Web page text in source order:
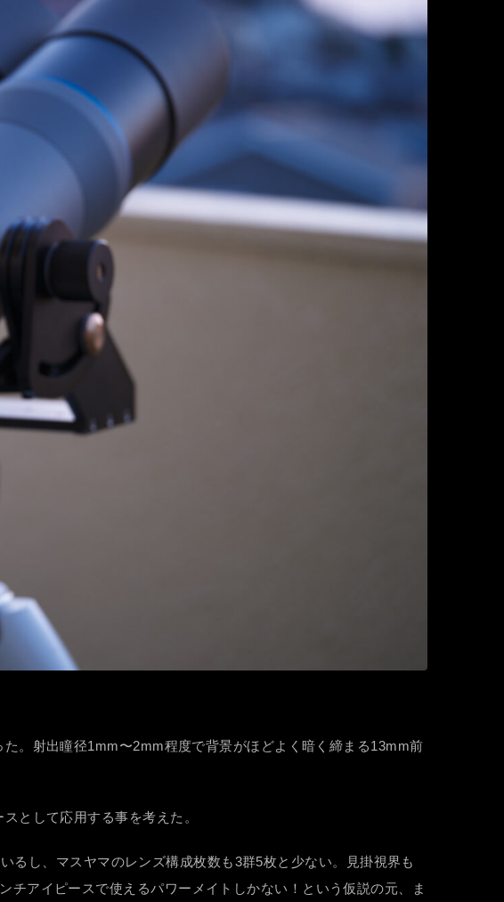
。射出瞳径1mm〜2mm程度で背景がほどよく暗く締まる13mm前
として応用する事を考えた。
るし、マスヤマのレンズ構成枚数も3群5枚と少ない。見掛視界も
アイピースで使えるパワーメイトしかない！という仮説の元、ま